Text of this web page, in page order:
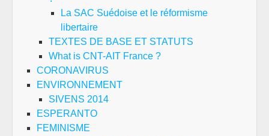
La SAC Suédoise et le réformisme
libertaire
TEXTES DE BASE ET STATUTS
What is CNT-AIT France ?
CORONAVIRUS
ENVIRONNEMENT
SIVENS 2014
ESPERANTO
FEMINISME